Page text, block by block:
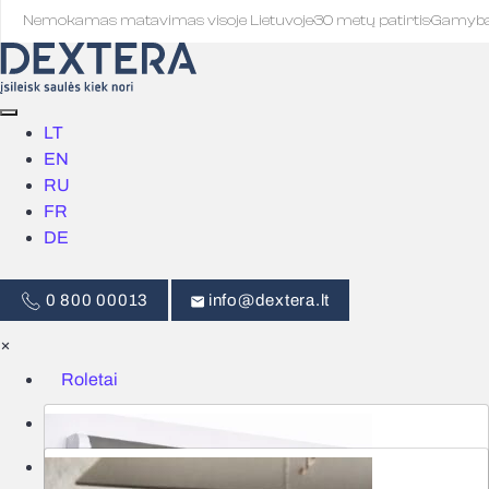
Nemokamas matavimas visoje Lietuvoje·30 metų patirtis·
LT
EN
RU
FR
DE
0 800 00013 info@dextera.lt
×
Roletai
Išmanus valdymas